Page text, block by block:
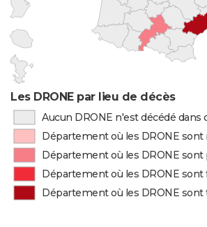
Les DRONE par lieu de décès
Aucun DRONE n'est décédé
Département où les DRONE
Département où les DRONE sont
Département où les DRONE
Département où les DRONE